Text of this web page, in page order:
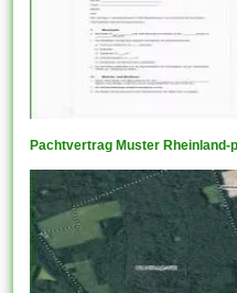
Pachtvertrag Muster Rheinland-